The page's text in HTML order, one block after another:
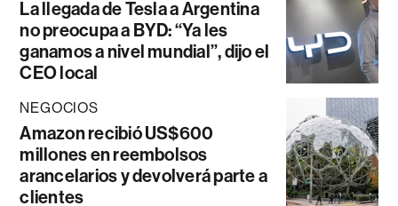
La llegada de Tesla a Argentina
no preocupa a BYD: “Ya les
ganamos a nivel mundial”, dijo el
CEO local
NEGOCIOS
Amazon recibió US$600
millones en reembolsos
arancelarios y devolverá parte a
clientes